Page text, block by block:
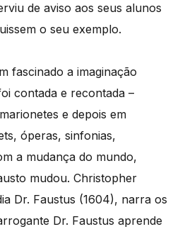
de aviso aos seus alunos
o seu exemplo.
fascinado a imaginação
contada e recontada –
e depois em
óperas, sinfonias,
a mudança do mundo,
mudou. Christopher
Dr. Faustus (1604), narra os
Dr. Faustus aprende